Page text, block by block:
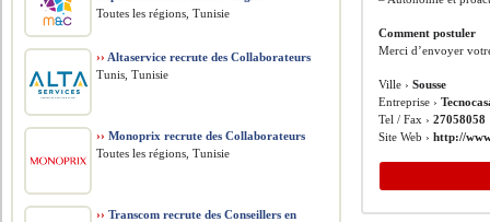
Comment postuler
Merci d’envoyer
Ville ›Sousse
Entreprise ›
Tel / Fax ›27058058
Site Web ›http://
Toutes les régions, Tunisie
›› Altaservice recrute des Collaborateurs
Tunis, Tunisie
›› Monoprix recrute des Collaborateurs
Toutes les régions, Tunisie
›› Transcom recrute des Conseillers en